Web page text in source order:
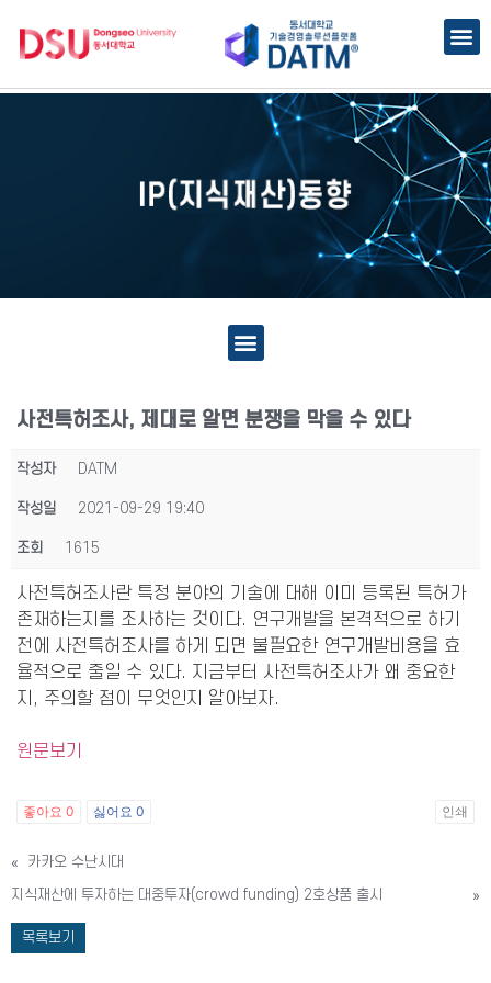
사전특허조사, 제대로 알면 분쟁을 막을 수 있다
작성자 DATM
작성일 2021-09-29 19:40
조회 1615
사전특허조사란 특정 분야의 기술에 대해 이미 등록된 특허가
존재하는지를 조사하는 것이다. 연구개발을 본격적으로 하기
전에 사전특허조사를 하게 되면 불필요한 연구개발비용을 효
율적으로 줄일 수 있다. 지금부터 사전특허조사가 왜 중요한
지, 주의할 점이 무엇인지 알아보자.
원문보기
좋아요 0 싫어요 0 인쇄
«
카카오 수난시대
지식재산에 투자하는 대중투자(crowd funding) 2호상품 출시
»
목록보기